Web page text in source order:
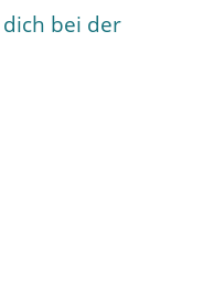
bei der